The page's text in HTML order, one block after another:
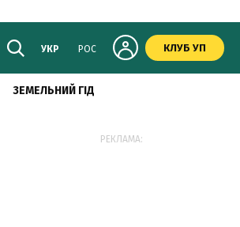
УКР РОС КЛУБ УП
ЗЕМЕЛЬНИЙ ГІД
РЕКЛАМА: